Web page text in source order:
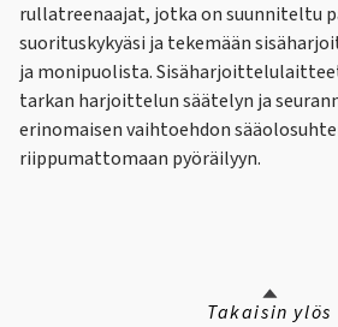
rullatreenaajat, jotka on suunniteltu
suorituskykyäsi ja tekemään
ja monipuolista.
tarkan harjoittelun säätelyn ja
erinomaisen vaihtoehdon
riippumattomaan pyöräilyyn.
Takaisin ylös